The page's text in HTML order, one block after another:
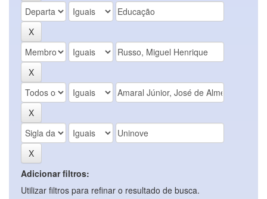
Adicionar filtros:
Utilizar filtros para refinar o resultado de busca.